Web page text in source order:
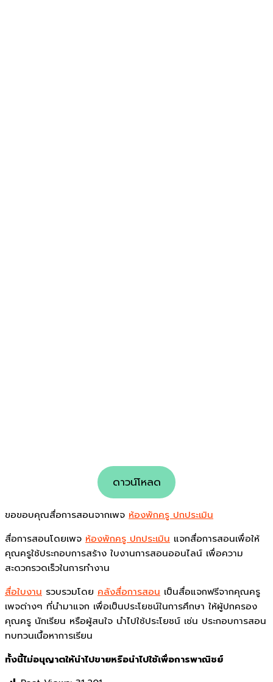
ดาวน์โหลด
ขอขอบคุณสื่อการสอนจากเพจ ห้องพักครู ปกประเมิน
สื่อการสอนโดยเพจ ห้องพักครู ปกประเมิน แจกสื่อการสอนเพื่อให้
คุณครูใช้ประกอบการสร้าง ใบงานการสอนออนไลน์ เพื่อความ
สะดวกรวดเร็วในการทำงาน
สื่อใบงาน รวบรวมโดย คลังสื่อการสอน เป็นสื่อแจกฟรีจากคุณครู
เพจต่างๆ ที่นำมาแจก เพื่อเป็นประโยชน์ในการศึกษา ให้ผู้ปกครอง
คุณครู นักเรียน หรือผู้สนใจ นำไปใช้ประโยชน์ เช่น ประกอบการสอน
ทบทวนเนื้อหาการเรียน
ทั้งนี้ไม่อนุญาตให้นำไปขายหรือนำไปใช้เพื่อการพาณิชย์